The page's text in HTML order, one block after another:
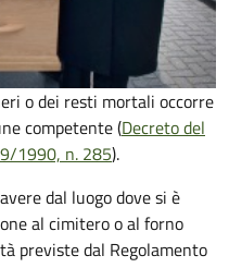
o dei resti mortali occorre
competente (Decreto del
1990, n. 285).
dal luogo dove si è
al cimitero o al forno
previste dal Regolamento